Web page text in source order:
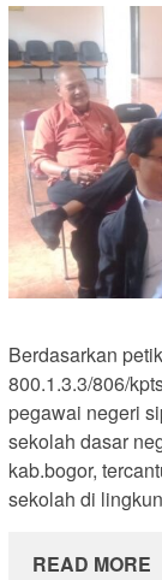
Berdasarkan
800.1.3.3/806/
pegawai negeri
sekolah dasar
kab.bogor,
sekolah di
READ MORE